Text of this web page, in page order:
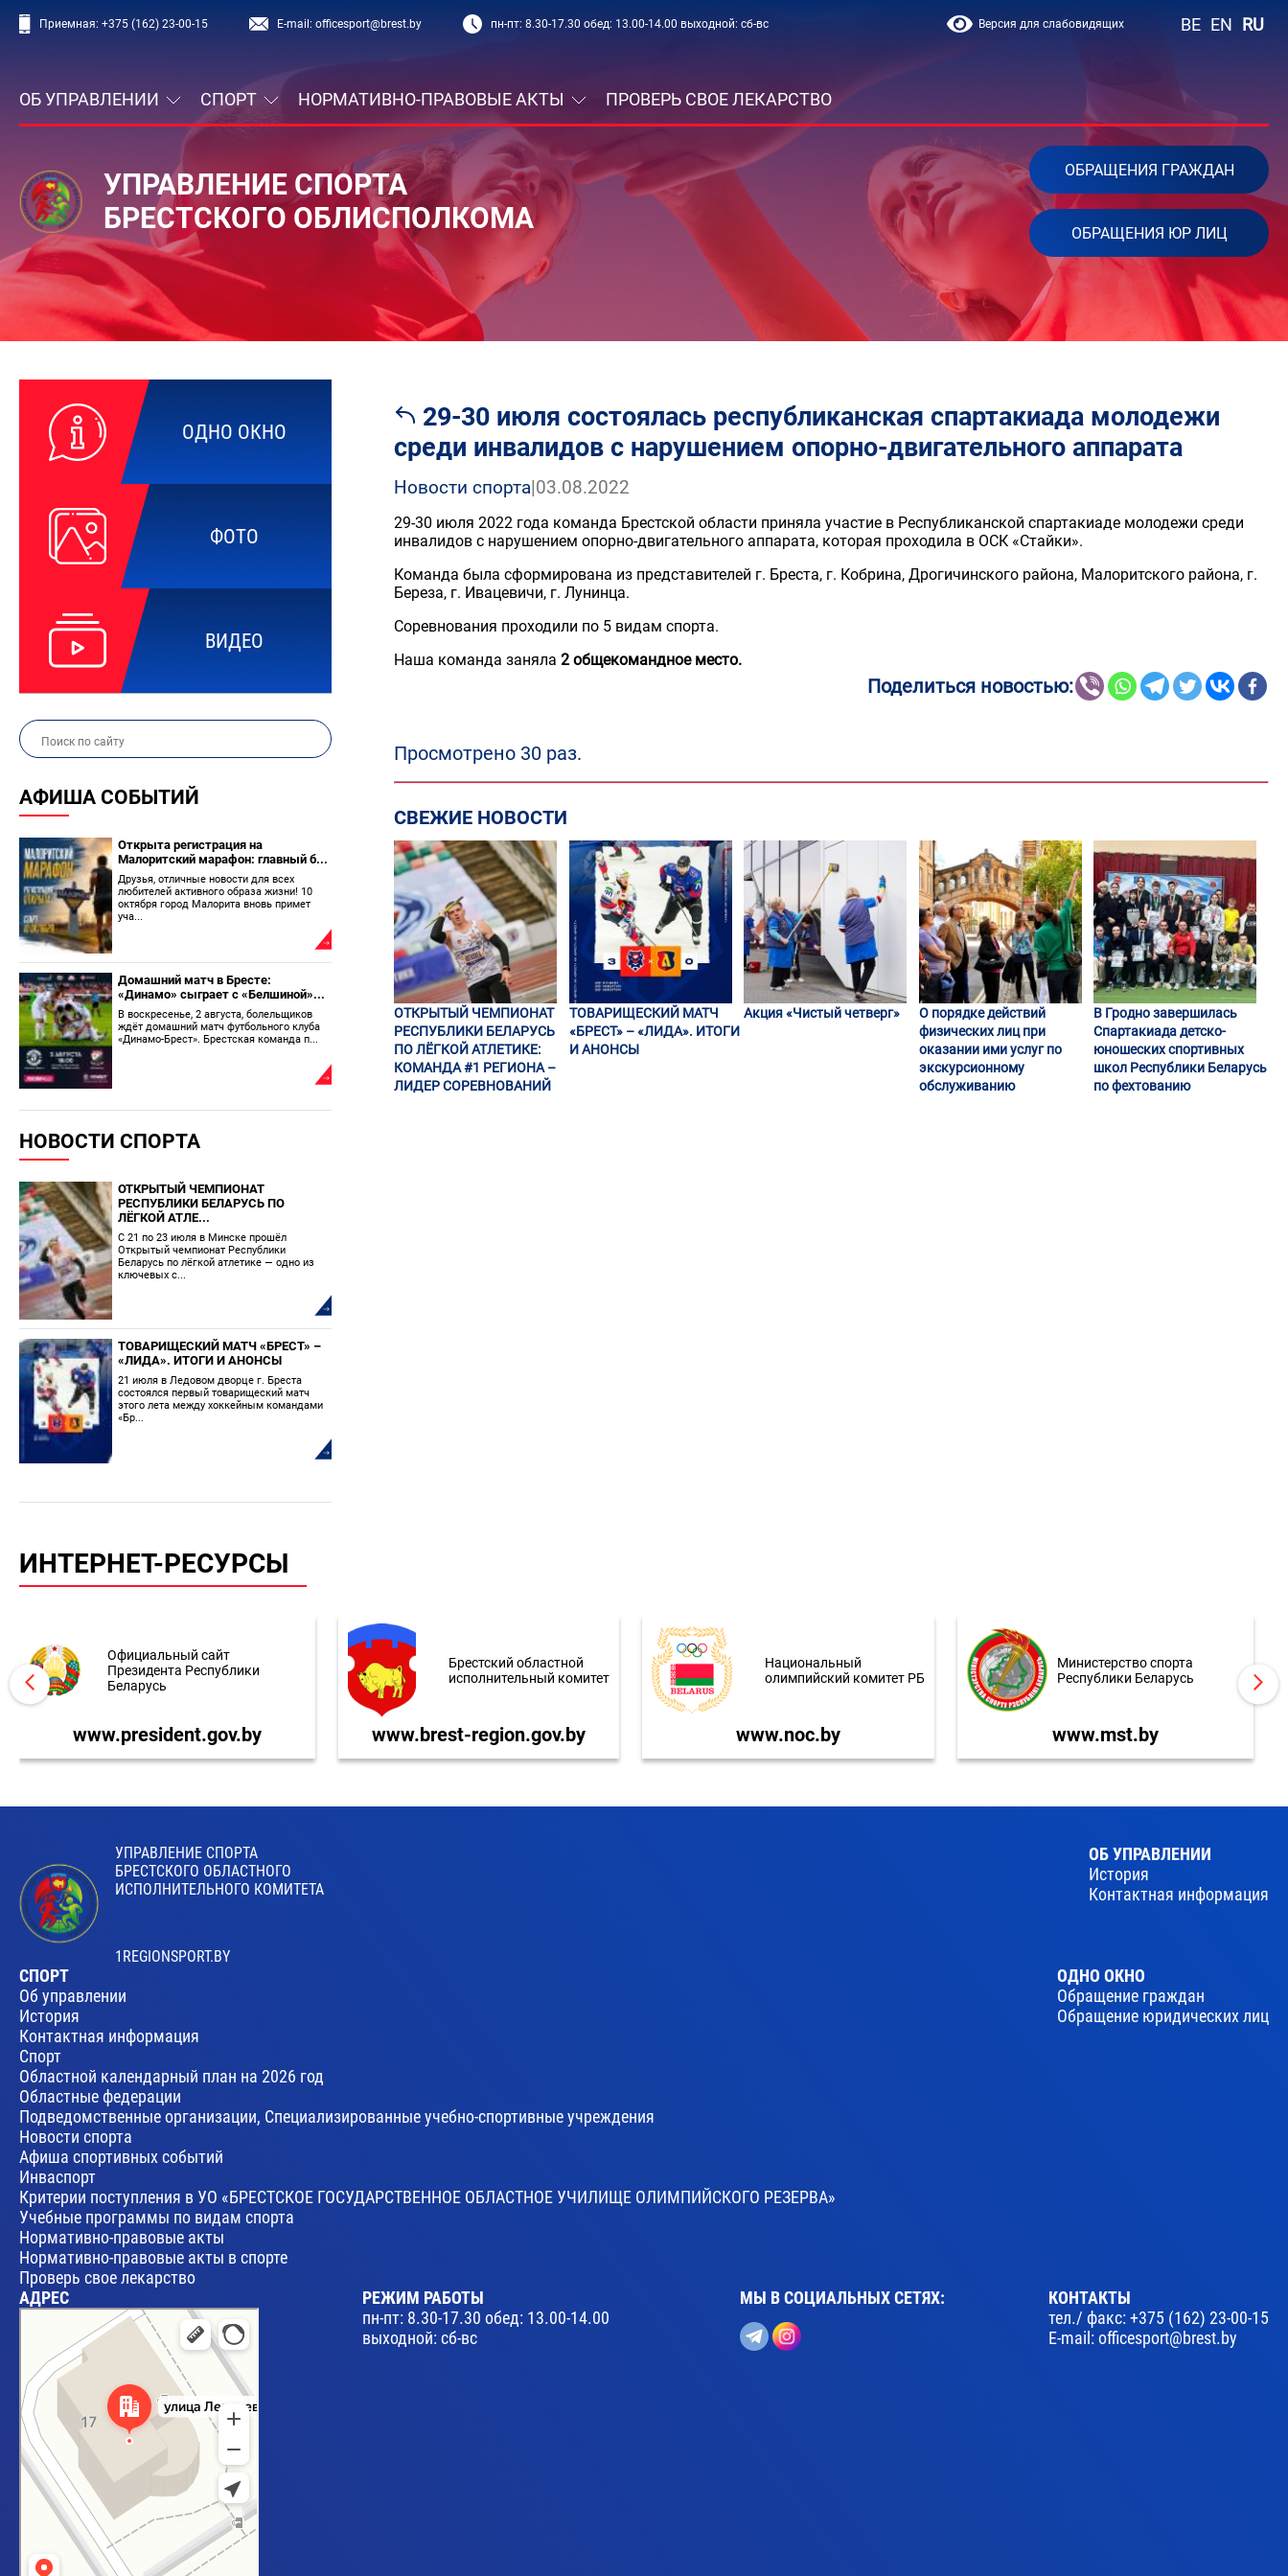
Приемная: +375 (162) 23-00-15 E-mail:officesport@brest.by пн-пт: 8.30-17.30 обед: 13.00-14.00 выходной: сб-вс Версия для слабовидящих BE EN RU
ОБ УПРАВЛЕНИИ СПОРТ НОРМАТИВНО-ПРАВОВЫЕ АКТЫ ПРОВЕРЬ СВОЕ ЛЕКАРСТВО
УПРАВЛЕНИЕ СПОРТА
БРЕСТСКОГО ОБЛИСПОЛКОМА
ОБРАЩЕНИЯ ГРАЖДАН
ОБРАЩЕНИЯ ЮР ЛИЦ
ОДНО ОКНО
ФОТО
ВИДЕО
АФИША СОБЫТИЙ
Открыта регистрация на
Малоритский марафон: главный б...
Друзья, отличные новости для всех
любителей активного образа жизни! 10
октября город Малорита вновь примет
уча...
Домашний матч в Бресте:
«Динамо» сыграет с «Белшиной»...
В воскресенье, 2 августа, болельщиков
ждёт домашний матч футбольного клуба
«Динамо-Брест». Брестская команда п...
НОВОСТИ СПОРТА
ОТКРЫТЫЙ ЧЕМПИОНАТ
РЕСПУБЛИКИ БЕЛАРУСЬ ПО
ЛЁГКОЙ АТЛЕ...
С 21 по 23 июля в Минске прошёл
Открытый чемпионат Республики
Беларусь по лёгкой атлетике — одно из
ключевых с...
ТОВАРИЩЕСКИЙ МАТЧ «БРЕСТ» –
«ЛИДА». ИТОГИ И АНОНСЫ
21 июля в Ледовом дворце г. Бреста
состоялся первый товарищеский матч
этого лета между хоккейным командами
«Бр...
29-30 июля состоялась республиканская спартакиада молодежи
среди инвалидов с нарушением опорно-двигательного аппарата
Новости спорта|03.08.2022
29-30 июля 2022 года команда Брестской области приняла участие в Республиканской спартакиаде молодежи среди
инвалидов с нарушением опорно-двигательного аппарата, которая проходила в ОСК «Стайки».
Команда была сформирована из представителей г. Бреста, г. Кобрина, Дрогичинского района, Малоритского района, г.
Береза, г. Ивацевичи, г. Лунинца.
Соревнования проходили по 5 видам спорта.
Наша команда заняла2 общекомандное место.
Поделиться новостью:
Просмотрено 30 раз.
СВЕЖИЕ НОВОСТИ
ОТКРЫТЫЙ ЧЕМПИОНАТ
РЕСПУБЛИКИ БЕЛАРУСЬ
ПО ЛЁГКОЙ АТЛЕТИКЕ:
КОМАНДА #1 РЕГИОНА –
ЛИДЕР СОРЕВНОВАНИЙ
ТОВАРИЩЕСКИЙ МАТЧ
«БРЕСТ» – «ЛИДА». ИТОГИ
И АНОНСЫ
Акция «Чистый четверг»
О порядке действий
физических лиц при
оказании ими услуг по
экскурсионному
обслуживанию
В Гродно завершилась
Спартакиада детско-
юношеских спортивных
школ Республики Беларусь
по фехтованию
ИНТЕРНЕТ-РЕСУРСЫ
Официальный сайт
Президента Республики
Беларусь
www.president.gov.by
Брестский областной
исполнительный комитет
www.brest-region.gov.by
Национальный
олимпийский комитет РБ
www.noc.by
Министерство спорта
Республики Беларусь
www.mst.by
УПРАВЛЕНИЕ СПОРТА
БРЕСТСКОГО ОБЛАСТНОГО
ИСПОЛНИТЕЛЬНОГО КОМИТЕТА
1REGIONSPORT.BY
ОБ УПРАВЛЕНИИ
История
Контактная информация
СПОРТ
Об управлении
История
Контактная информация
Спорт
Областной календарный план на 2026 год
Областные федерации
Подведомственные организации, Специализированные учебно-спортивные учреждения
Новости спорта
Афиша спортивных событий
Инваспорт
Критерии поступления в УО «БРЕСТСКОЕ ГОСУДАРСТВЕННОЕ ОБЛАСТНОЕ УЧИЛИЩЕ ОЛИМПИЙСКОГО РЕЗЕРВА»
Учебные программы по видам спорта
Нормативно-правовые акты
Нормативно-правовые акты в спорте
Проверь свое лекарство
ОДНО ОКНО
Обращение граждан
Обращение юридических лиц
АДРЕС
Брест
Улица Леваневского, 17 — Яндекс Карты
РЕЖИМ РАБОТЫ
пн-пт: 8.30-17.30 обед: 13.00-14.00
выходной: сб-вс
МЫ В СОЦИАЛЬНЫХ СЕТЯХ:
КОНТАКТЫ
тел./ факс:+375 (162) 23-00-15
E-mail:officesport@brest.by